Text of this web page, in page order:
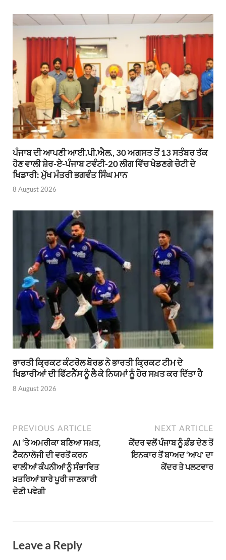
ਪੰਜਾਬ ਦੀ ਆਪਣੀ ਆਈ.ਪੀ.ਐਲ., 30 ਅਗਸਤ ਤੋਂ 13 ਸਤੰਬਰ ਤੱਕ
ਹੋਣ ਵਾਲੀ ਸ਼ੇਰ-ਏ-ਪੰਜਾਬ ਟਵੰਟੀ-20 ਲੀਗ ਵਿੱਚ ਖੇਡਣਗੇ ਚੋਟੀ ਦੇ
ਖਿਡਾਰੀ: ਮੁੱਖ ਮੰਤਰੀ ਭਗਵੰਤ ਸਿੰਘ ਮਾਨ
8 August 2026
ਭਾਰਤੀ ਕ੍ਰਿਕਟ ਕੰਟਰੋਲ ਬੋਰਡ ਨੇ ਭਾਰਤੀ ਕ੍ਰਿਕਟ ਟੀਮ ਦੇ
ਖਿਡਾਰੀਆਂ ਦੀ ਫਿੱਟਨੈੱਸ ਨੂੰ ਲੈ ਕੇ ਨਿਯਮਾਂ ਨੂੰ ਹੋਰ ਸਖ਼ਤ ਕਰ ਦਿੱਤਾ ਹੈ
8 August 2026
PREVIOUS ARTICLE
AI ‘ਤੇ ਅਮਰੀਕਾ ਬਣਿਆ ਸਖ਼ਤ,
ਟੈਕਨਾਲੋਜੀ ਦੀ ਵਰਤੋਂ ਕਰਨ
ਵਾਲੀਆਂ ਕੰਪਨੀਆਂ ਨੂੰ ਸੰਭਾਵਿਤ
ਖ਼ਤਰਿਆਂ ਬਾਰੇ ਪੂਰੀ ਜਾਣਕਾਰੀ
ਦੇਣੀ ਪਵੇਗੀ
NEXT ARTICLE
ਕੇਂਦਰ ਵਲੋਂ ਪੰਜਾਬ ਨੂੰ ਫ਼ੰਡ ਦੇਣ ਤੋਂ
ਇਨਕਾਰ ਤੋਂ ਬਾਅਦ ‘ਆਪ’ ਦਾ
ਕੇਂਦਰ ਤੇ ਪਲਟਵਾਰ
Leave a Reply